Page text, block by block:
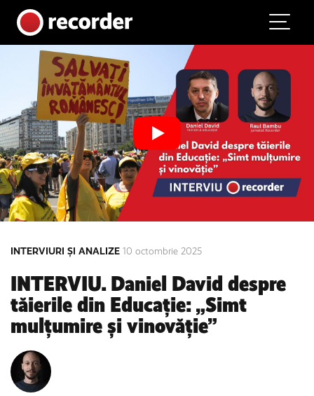
Skip to content
Main Navigation
INTERVIURI ȘI ANALIZE 10 octombrie 2025
INTERVIU. Daniel David despre
tăierile din Educație: „Simt
mulțumire și vinovăție”